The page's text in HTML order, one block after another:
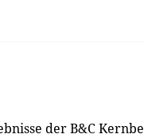
der B&C